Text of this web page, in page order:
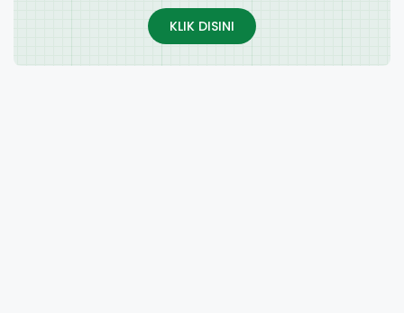
KLIK DISINI